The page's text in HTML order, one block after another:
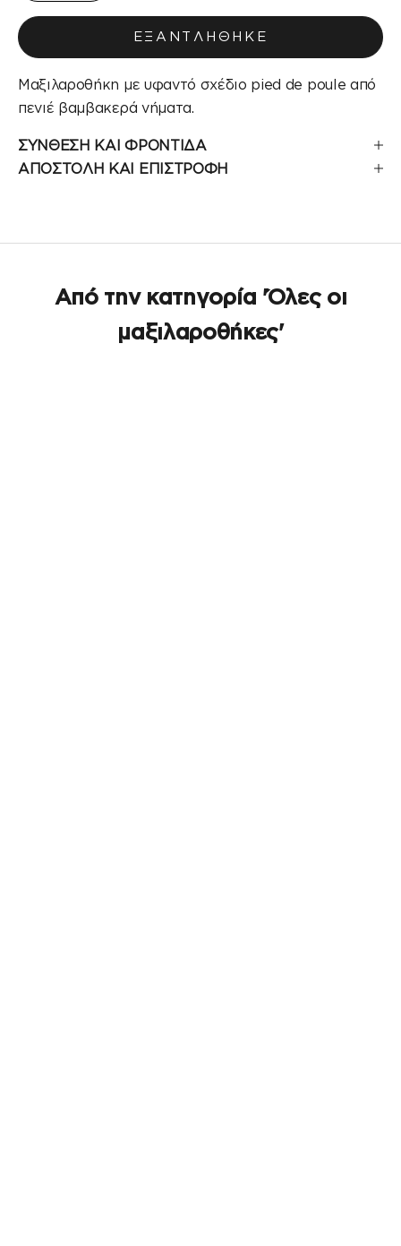
ΕΞΑΝΤΛΉΘΗΚΕ
Μαξιλαροθήκη με υφαντό σχέδιο pied de poule από
πενιέ βαμβακερά νήματα.
ΣΥΝΘΕΣΗ ΚΑΙ ΦΡΟΝΤΙΔΑ
ΑΠΟΣΤΟΛΗ ΚΑΙ ΕΠΙΣΤΡΟΦΗ
Από την κατηγορία 'Όλες οι
μαξιλαροθήκες'